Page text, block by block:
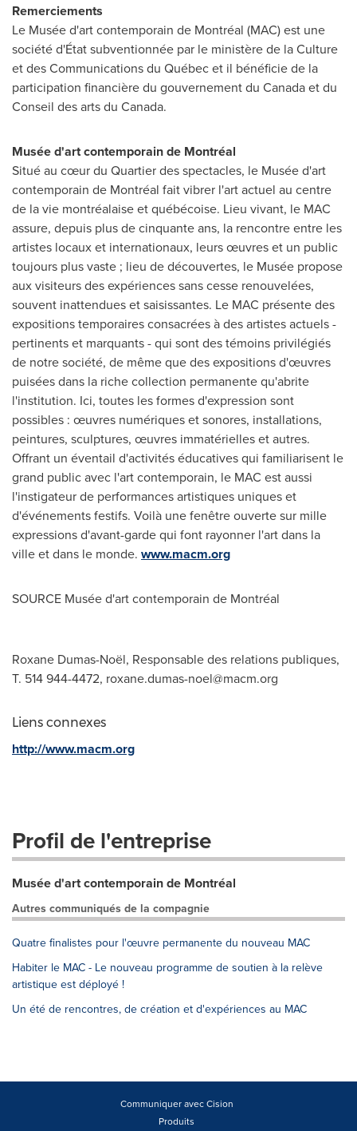
Remerciements
Le Musée d'art contemporain de Montréal (MAC) est une
société d'État subventionnée par le ministère de la Culture
et des Communications du Québec et il bénéficie de la
participation financière du gouvernement du Canadaet du
Conseil des arts du Canada.
Musée d'art contemporain de Montréal
Situé au cœur du Quartier des spectacles, le Musée d'art
contemporain de Montréal fait vibrer l'art actuel au centre
de la vie montréalaise et québécoise. Lieu vivant, le MAC
assure, depuis plus de cinquante ans, la rencontre entre les
artistes locaux et internationaux, leurs œuvres et un public
toujours plus vaste ; lieu de découvertes, le Musée propose
aux visiteurs des expériences sans cesse renouvelées,
souvent inattendues et saisissantes. Le MAC présente des
expositions temporaires consacrées à des artistes actuels -
pertinents et marquants - qui sont des témoins privilégiés
de notre société, de même que des expositions d'œuvres
puisées dans la riche collection permanente qu'abrite
l'institution. Ici, toutes les formes d'expression sont
possibles : œuvres numériques et sonores, installations,
peintures, sculptures, œuvres immatérielles et autres.
Offrant un éventail d'activités éducatives qui familiarisent le
grand public avec l'art contemporain, le MAC est aussi
l'instigateur de performances artistiques uniques et
d'événements festifs. Voilà une fenêtre ouverte sur mille
expressions d'avant-garde qui font rayonner l'art dans la
ville et dans le monde. www.macm.org
SOURCE Musée d'art contemporain de Montréal
Roxane Dumas-Noël, Responsable des relations publiques,
T. 514 944-4472, roxane.dumas-noel@macm.org
Liens connexes
http://www.macm.org
Profil de l'entreprise
Musée d'art contemporain de Montréal
Autres communiqués de la compagnie
Quatre finalistes pour l'œuvre permanente du nouveau MAC
Habiter le MAC - Le nouveau programme de soutien à la relève
artistique est déployé !
Un été de rencontres, de création et d'expériences au MAC
Communiquer avec Cision
Produits